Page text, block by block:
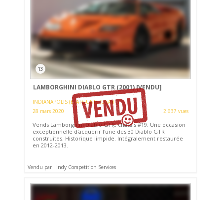
13
LAMBORGHINI DIABLO GTR (2001)[VENDU]
INDIANAPOLIS (ETATS-UNIS (USA))
28 mars 2020
2 637 vues
Vends Lamborghini Diablo GTR, châssis #19. Une occasion
exceptionnelle d'acquérir l'une des 30 Diablo GTR
construites. Historique limpide. Intégralement restaurée
en 2012-2013.
Vendu par : Indy Competition Services